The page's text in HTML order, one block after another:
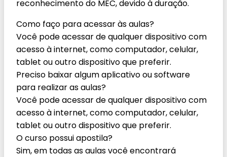
reconhecimento do MEC, devido à duração.
Como faço para acessar às aulas?
Você pode acessar de qualquer dispositivo com
acesso à internet, como computador, celular,
tablet ou outro dispositivo que preferir.
Preciso baixar algum aplicativo ou software
para realizar as aulas?
Você pode acessar de qualquer dispositivo com
acesso à internet, como computador, celular,
tablet ou outro dispositivo que preferir.
O curso possui apostila?
Sim, em todas as aulas você encontrará